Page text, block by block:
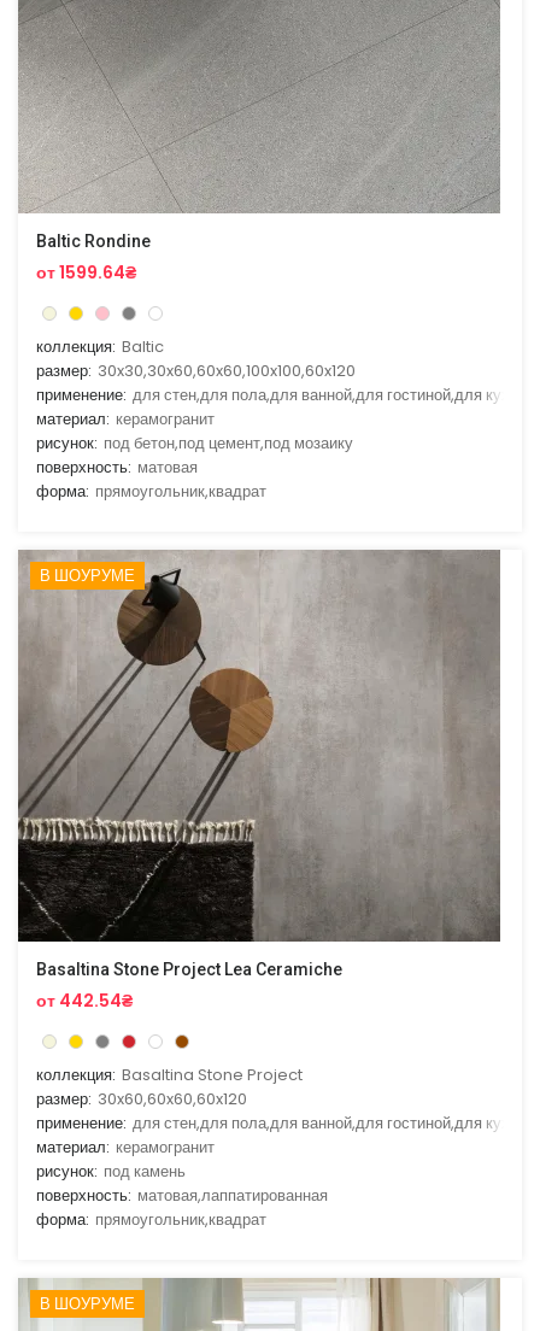
Baltic Rondine
от 1599.64₴
коллекция: Baltic
размер: 30x30,30x60,60x60,100x100,60x120
применение: для стен,для пола,для ванной,для гостиной,для кухни
материал: керамогранит
рисунок: под бетон,под цемент,под мозаику
поверхность: матовая
форма: прямоугольник,квадрат
В ШОУРУМЕ
Basaltina Stone Project Lea Ceramiche
от 442.54₴
коллекция: Basaltina Stone Project
размер: 30x60,60x60,60x120
применение: для стен,для пола,для ванной,для гостиной,для кухни
материал: керамогранит
рисунок: под камень
поверхность: матовая,лаппатированная
форма: прямоугольник,квадрат
В ШОУРУМЕ